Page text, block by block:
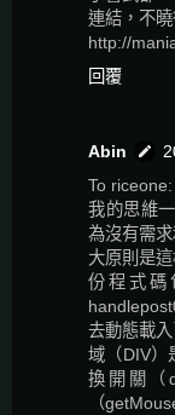
連結，不
http://
回覆
Abin
To riceone:
我的思維
為沒有需
大原則是
份程式碼
去動態載
域（DIV）
換開關（
（